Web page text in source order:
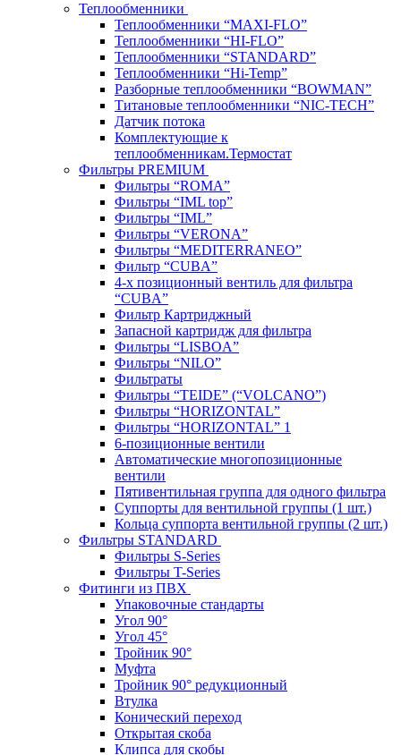
Теплообменники
Теплообменники “MAXI-FLO”
Теплообменники “HI-FLO”
Теплообменники “STANDARD”
Теплообменники “Hi-Temp”
Разборные теплообменники “BOWMAN”
Титановые теплообменники “NIC-TECH”
Датчик потока
Комплектующие к
теплообменникам.Термостат
Фильтры PREMIUM
Фильтры “ROMA”
Фильтры “IML top”
Фильтры “IML”
Фильтры “VERONA”
Фильтры “MEDITERRANEO”
Фильтр “CUBA”
4-х позиционный вентиль для фильтра
“CUBA”
Фильтр Картриджный
Запасной картридж для фильтра
Фильтры “LISBOA”
Фильтры “NILO”
Фильтраты
Фильтры “TEIDE” (“VOLСANO”)
Фильтры “HORIZONTAL”
Фильтры “HORIZONTAL” 1
6-позиционные вентили
Автоматические многопозиционные
вентили
Пятивентильная группа для одного фильтра
Суппорты для вентильной группы (1 шт.)
Кольца суппорта вентильной группы (2 шт.)
Фильтры STANDARD
Фильтры S-Series
Фильтры T-Series
Фитинги из ПВХ
Упаковочные стандарты
Угол 90°
Угол 45°
Тройник 90°
Муфта
Тройник 90° редукционный
Втулка
Конический переход
Открытая скоба
Клипса для скобы